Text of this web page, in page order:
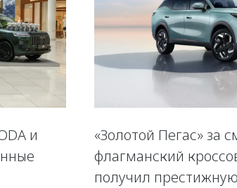
и
«Золотой Пегас» за
флагманский
получил